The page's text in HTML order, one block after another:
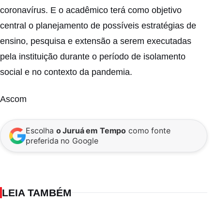
coronavírus. E o acadêmico terá como objetivo
central o planejamento de possíveis estratégias de
ensino, pesquisa e extensão a serem executadas
pela instituição durante o período de isolamento
social e no contexto da pandemia.
Ascom
Escolha o Juruá em Tempo como fonte
preferida no Google
LEIA TAMBÉM